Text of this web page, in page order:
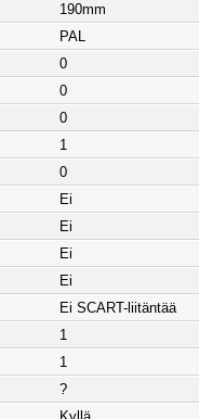
190mm
PAL
0
0
0
1
0
Ei
Ei
Ei
Ei
Ei SCART-liitäntää
1
1
?